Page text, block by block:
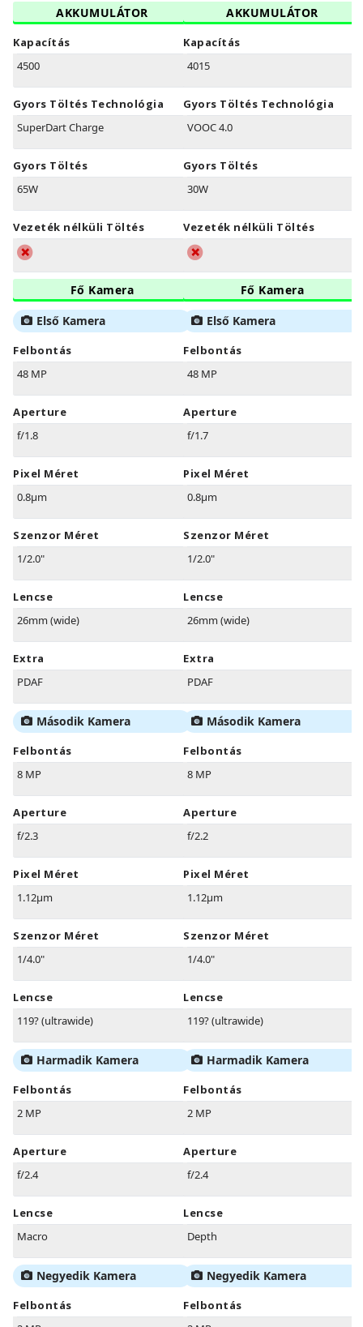
AKKUMULÁTOR
Kapacítás
4500
Gyors Töltés Technológia
SuperDart Charge
Gyors Töltés
65W
Vezeték nélküli Töltés
Fő Kamera
Első Kamera
Felbontás
48 MP
Aperture
f/1.8
Pixel Méret
0.8µm
Szenzor Méret
1/2.0"
Lencse
26mm (wide)
Extra
PDAF
Második Kamera
Felbontás
8 MP
Aperture
f/2.3
Pixel Méret
1.12µm
Szenzor Méret
1/4.0"
Lencse
119? (ultrawide)
Harmadik Kamera
Felbontás
2 MP
Aperture
f/2.4
Lencse
Macro
Negyedik Kamera
Felbontás
AKKUMULÁTOR
Kapacítás
4015
Gyors Töltés Technológia
VOOC 4.0
Gyors Töltés
30W
Vezeték nélküli Töltés
Fő Kamera
Első Kamera
Felbontás
48 MP
Aperture
f/1.7
Pixel Méret
0.8µm
Szenzor Méret
1/2.0"
Lencse
26mm (wide)
Extra
PDAF
Második Kamera
Felbontás
8 MP
Aperture
f/2.2
Pixel Méret
1.12µm
Szenzor Méret
1/4.0"
Lencse
119? (ultrawide)
Harmadik Kamera
Felbontás
2 MP
Aperture
f/2.4
Lencse
Depth
Negyedik Kamera
Felbontás